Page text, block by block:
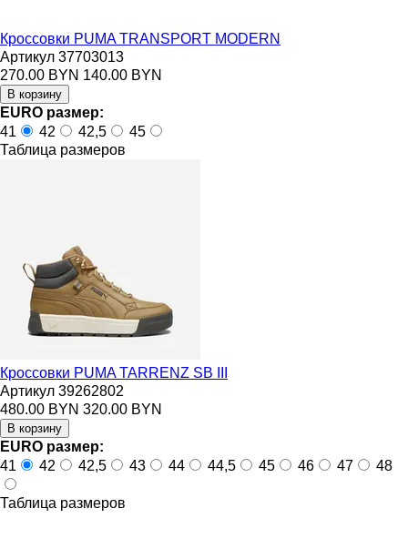
Кроссовки PUMA TRANSPORT MODERN
Артикул 37703013
270.00 BYN 140.00 BYN
EURO размер:
41
42 42,5
45
Таблица размеров
Кроссовки PUMA TARRENZ SB III
Артикул 39262802
480.00 BYN 320.00 BYN
EURO размер:
41
42 42,5 43 44 44,5 45 46 47 48
Таблица размеров